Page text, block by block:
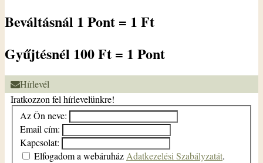
Beváltásnál 1 Pont = 1 Ft
Gyűjtésnél 100 Ft = 1 Pont
Hírlevél
Iratkozzon fel hírlevelünkre!
Az Ön neve:
Email cím:
Kapcsolat:
Elfogadom a webáruházAdatkezelési Szabályzatát.